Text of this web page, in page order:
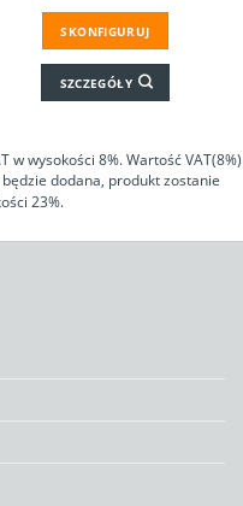
SKONFIGURUJ
SZCZEGÓŁY
w wysokości 8%. Wartość VAT(8%)
będzie dodana, produkt zostanie
23%.